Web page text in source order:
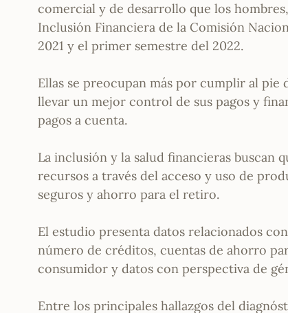
comercial y de desarrollo que los
Inclusión Financiera de la Comisión
2021 y el primer semestre del 2022.
Ellas se preocupan más por cumplir al
llevar un mejor control de sus pagos y
pagos a cuenta.
La inclusión y la salud financieras buscan
recursos a través del acceso y uso de
seguros y ahorro para el retiro.
El estudio presenta datos relacionados
número de créditos, cuentas de ahorro
consumidor y datos con perspectiva de
Entre los principales hallazgos del